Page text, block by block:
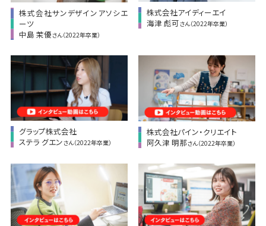
株式会社サンデザインアソシエ
ーツ
中島 茉優さん（2022年卒業）
株式会社アイディーエイ
海津 彪可さん（2022年卒業）
グラップ株式会社
ステラ グエンさん（2022年卒業）
株式会社パイン・クリエイト
阿久津 明那さん（2022年卒業）